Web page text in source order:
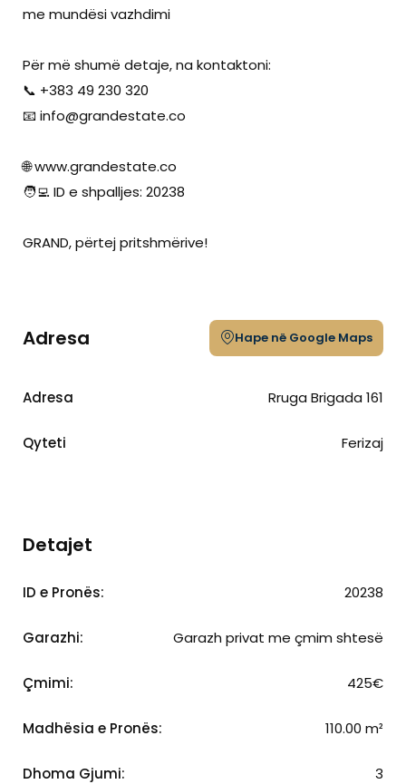
me mundësi vazhdimi
Për më shumë detaje, na kontaktoni:
📞 +383 49 230 320
📧 info@grandestate.co
🌐 www.grandestate.co
🧑‍💻 ID e shpalljes: 20238
GRAND, përtej pritshmërive!
Adresa Hape në Google Maps
Adresa Rruga Brigada 161
Qyteti Ferizaj
Detajet
ID e Pronës: 20238
Garazhi: Garazh privat me çmim shtesë
Çmimi: 425€
Madhësia e Pronës: 110.00 m²
Dhoma Gjumi: 3